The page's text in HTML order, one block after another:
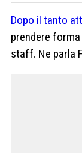
Dopo il tanto
prendere
staff. Ne parla